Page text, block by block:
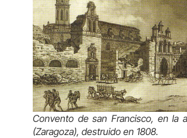
Convento de san Francisco, en la
(Zaragoza), destruido en 1808.